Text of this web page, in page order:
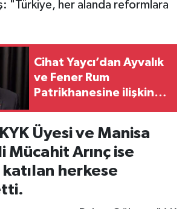
Cihat Yaycı’dan Ayvalık
ve Fener Rum
Patrikhanesine ilişkin
açıklamalar
Üyesi ve Manisa
Arınç ise
herkese